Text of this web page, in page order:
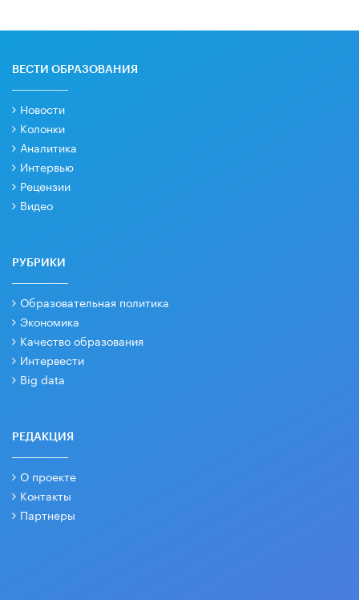
ВЕСТИ ОБРАЗОВАНИЯ
Новости
Колонки
Аналитика
Интервью
Рецензии
Видео
РУБРИКИ
Образовательная политика
Экономика
Качество образования
Интервести
Big data
РЕДАКЦИЯ
О проекте
Контакты
Партнеры